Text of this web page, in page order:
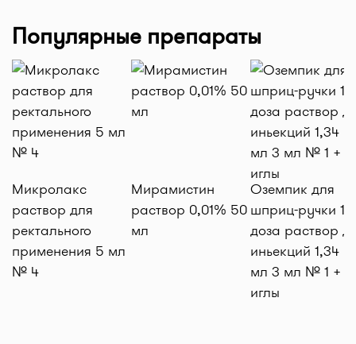
Популярные препараты
Микролакс
раствор для
ректального
применения 5 мл
№ 4
Мирамистин
раствор 0,01% 50
мл
Оземпик для
шприц-ручки 1
доза раствор
иньекций 1,34
мл 3 мл № 1 + 4
иглы